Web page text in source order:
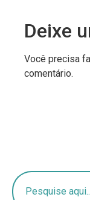
Deixe
Você precisa
comentário.